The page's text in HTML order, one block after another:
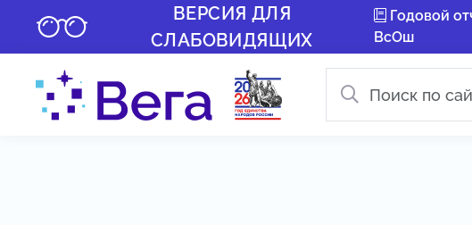
ВЕРСИЯ ДЛЯ
СЛАБОВИДЯЩИХ
Годовой
ВсОш